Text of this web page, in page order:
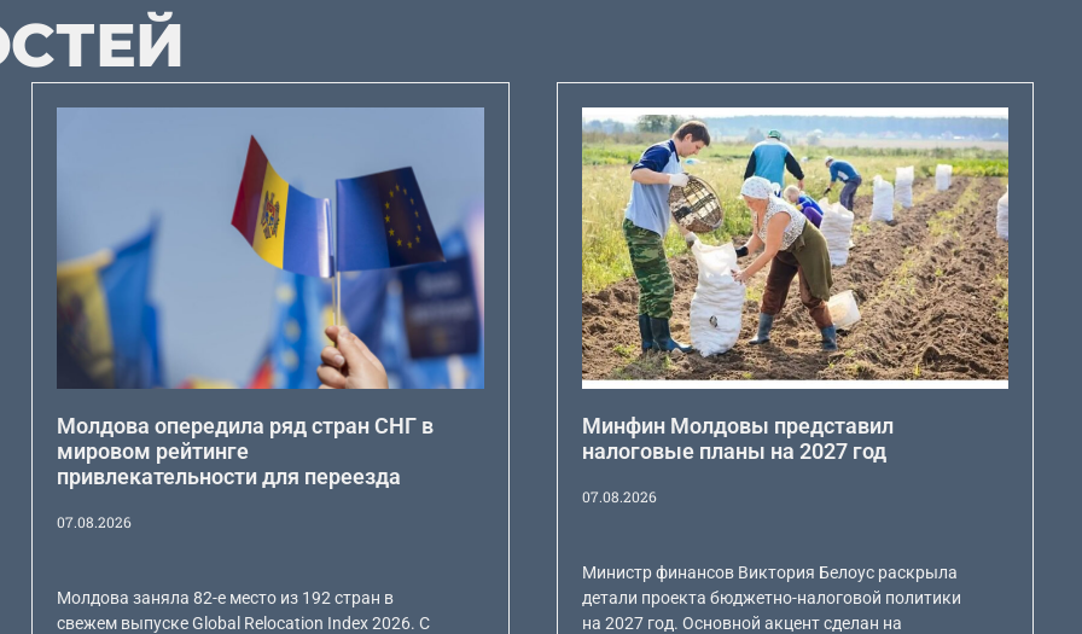
Молдова опередила ряд стран СНГ в
мировом рейтинге
привлекательности для переезда
07.08.2026
Молдова заняла 82-е место из 192 стран в
свежем выпуске Global Relocation Index 2026. С
Минфин Молдовы представил
налоговые планы на 2027 год
07.08.2026
Министр финансов Виктория Белоус раскрыла
детали проекта бюджетно-налоговой политики
на 2027 год. Основной акцент сделан на